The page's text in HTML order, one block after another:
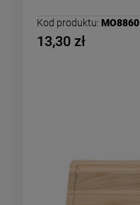
Kod produktu: MO8860
13,30 zł